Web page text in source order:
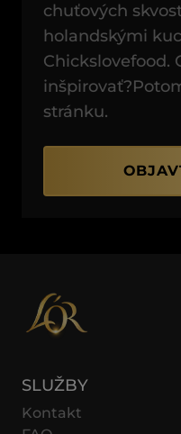
chuťových
holandskými
Chickslovefood.
stránku.
SLUŽBY
Kontakt